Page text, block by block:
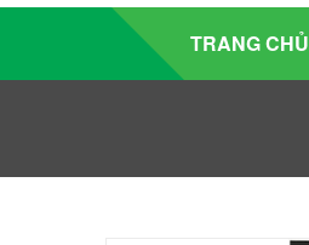
TRANG CHỦ